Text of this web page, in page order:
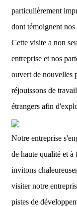
particulièrement
dont témoignent nos
Cette visite a non
entreprise et nos
ouvert de nouvelles
réjouissons de
étrangers afin
Notre entreprise
de haute qualité et
invitons
visiter notre
pistes de